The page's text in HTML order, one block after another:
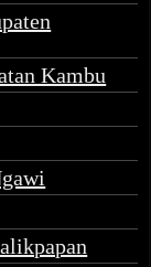
Kambu